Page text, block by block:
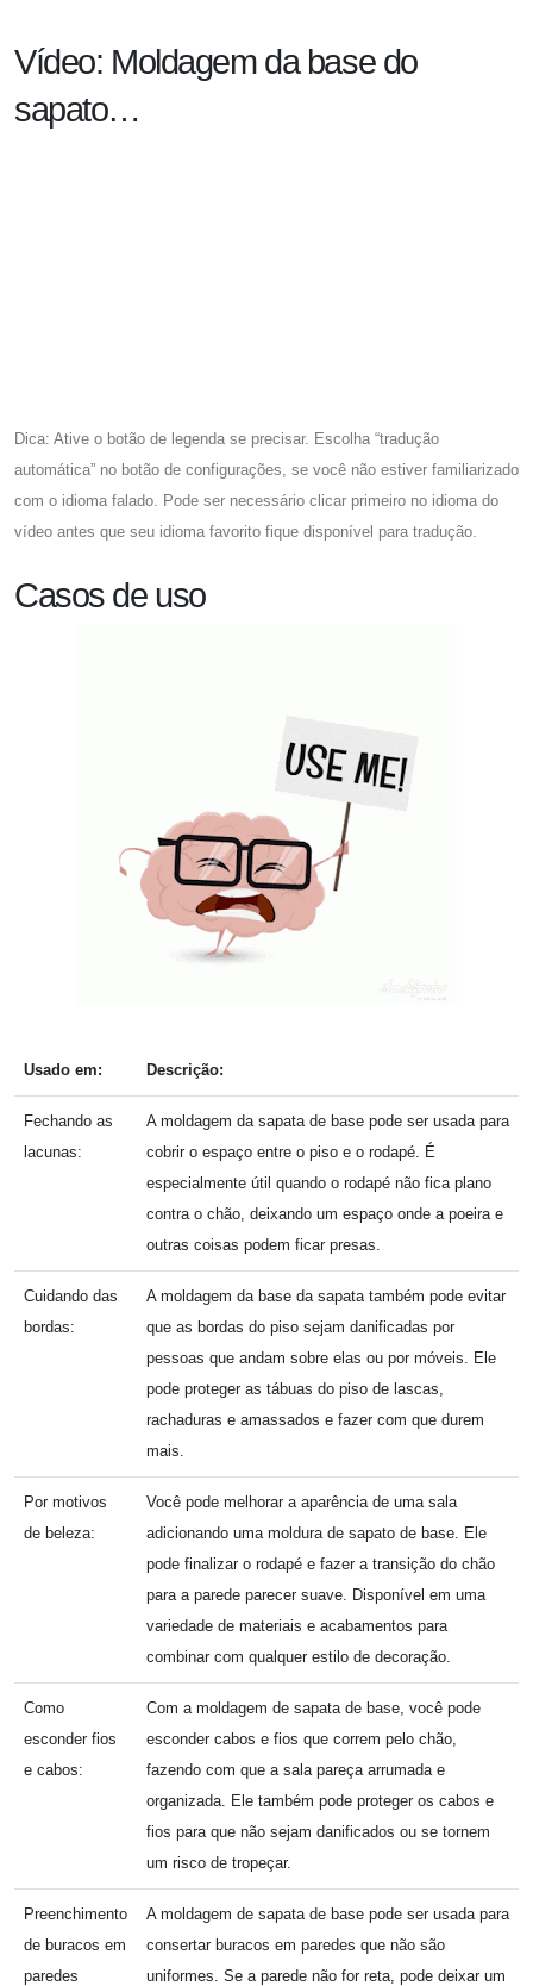
Vídeo: Moldagem da base do
sapato…
Dica: Ative o botão de legenda se precisar. Escolha “tradução
automática” no botão de configurações, se você não estiver familiarizado
com o idioma falado. Pode ser necessário clicar primeiro no idioma do
vídeo antes que seu idioma favorito fique disponível para tradução.
Casos de uso
Usado em: Descrição:
Fechando as
lacunas:
A moldagem da sapata de base pode ser usada para
cobrir o espaço entre o piso e o rodapé. É
especialmente útil quando o rodapé não fica plano
contra o chão, deixando um espaço onde a poeira e
outras coisas podem ficar presas.
Cuidando das
bordas:
A moldagem da base da sapata também pode evitar
que as bordas do piso sejam danificadas por
pessoas que andam sobre elas ou por móveis. Ele
pode proteger as tábuas do piso de lascas,
rachaduras e amassados ​​e fazer com que durem
mais.
Por motivos
de beleza:
Você pode melhorar a aparência de uma sala
adicionando uma moldura de sapato de base. Ele
pode finalizar o rodapé e fazer a transição do chão
para a parede parecer suave. Disponível em uma
variedade de materiais e acabamentos para
combinar com qualquer estilo de decoração.
Como
esconder fios
e cabos:
Com a moldagem de sapata de base, você pode
esconder cabos e fios que correm pelo chão,
fazendo com que a sala pareça arrumada e
organizada. Ele também pode proteger os cabos e
fios para que não sejam danificados ou se tornem
um risco de tropeçar.
Preenchimento
de buracos em
paredes
A moldagem de sapata de base pode ser usada para
consertar buracos em paredes que não são
uniformes. Se a parede não for reta, pode deixar um